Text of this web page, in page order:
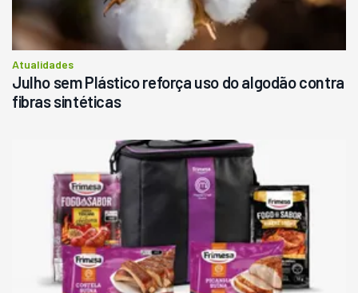
Atualidades
Julho sem Plástico reforça uso do algodão contra
fibras sintéticas